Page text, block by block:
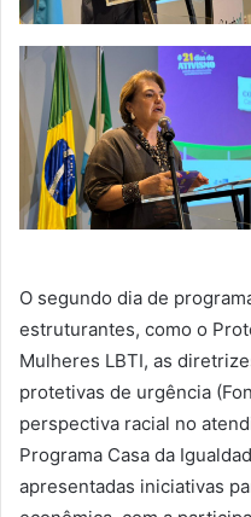
O segundo dia de
estruturantes, como o
Mulheres LBTI, as
protetivas de urgência
perspectiva racial no
Programa Casa da
apresentadas iniciativas